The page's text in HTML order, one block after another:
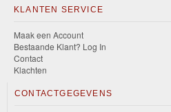
KLANTEN SERVICE
Maak een Account
Bestaande Klant? Log In
Contact
Klachten
CONTACTGEGEVENS